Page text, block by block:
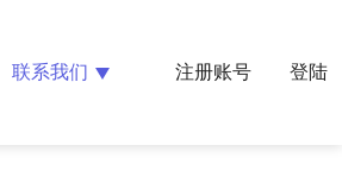
联系我们 注册账号 登陆